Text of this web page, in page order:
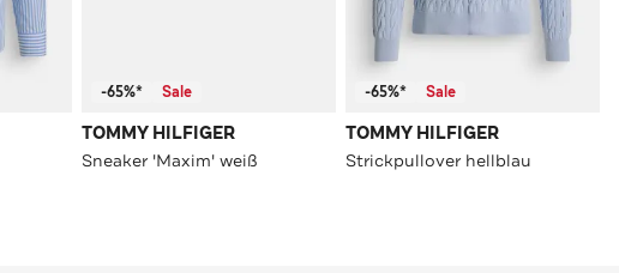
-65%* Sale
TOMMY HILFIGER
Sneaker 'Maxim' weiß
-65%* Sale
TOMMY HILFIGER
Strickpullover hellblau